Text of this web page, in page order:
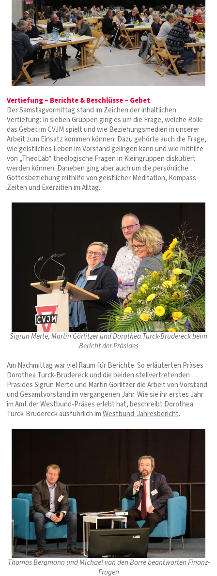
Vertiefung – Berichte & Beschlüsse – Gebet
Der Samstagvormittag stand im Zeichen der inhaltlichen
Vertiefung: In sieben Gruppen ging es um die Frage, welche Rolle
das Gebet im CVJM spielt und wie Beziehungsmedien in unserer
Arbeit zum Einsatz kommen können. Dazu gehörte auch die Frage,
wie geistliches Leben im Vorstand gelingen kann und wie mithilfe
von „TheoLab“ theologische Fragen in Kleingruppen diskutiert
werden können. Daneben ging aber auch um die persönliche
Gottesbeziehung mithilfe von geistlicher Meditation, Kompass-
Zeiten und Exerzitien im Alltag.
Sigrun Merte, Martin Görlitzer und Dorothea Turck-Brudereck beim
Bericht der Präsides
Am Nachmittag war viel Raum für Berichte. So erläuterten Präses
Dorothea Turck-Brudereck und die beiden stellvertretenden
Präsides Sigrun Merte und Martin Görlitzer die Arbeit von Vorstand
und Gesamtvorstand im vergangenen Jahr. Wie sie ihr erstes Jahr
im Amt der Westbund-Präses erlebt hat, beschreibt Dorothea
Turck-Brudereck ausführlich imWestbund-Jahresbericht.
Thomas Bergmann und Michael van den Borre beantworten Finanz-
Fragen